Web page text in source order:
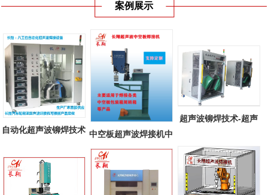
案例展示
自动化超声波铆焊技术 中空板超声波焊接机中
空板周转箱...
超声波铆焊技术-超声